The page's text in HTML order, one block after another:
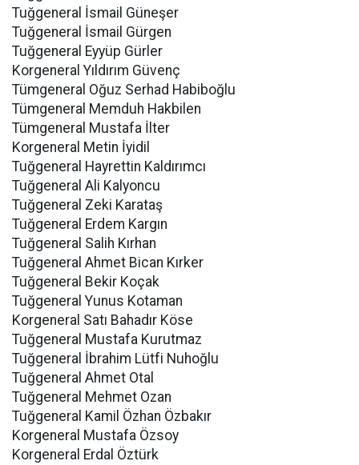
Tuğgeneral İsmail Güneşer
Tuğgeneral İsmail Gürgen
Tuğgeneral Eyyüp Gürler
Korgeneral Yıldırım Güvenç
Tümgeneral Oğuz Serhad Habiboğlu
Tümgeneral Memduh Hakbilen
Tümgeneral Mustafa İlter
Korgeneral Metin İyidil
Tuğgeneral Hayrettin Kaldırımcı
Tuğgeneral Ali Kalyoncu
Tuğgeneral Zeki Karataş
Tuğgeneral Erdem Kargın
Tuğgeneral Salih Kırhan
Tuğgeneral Ahmet Bican Kırker
Tuğgeneral Bekir Koçak
Tuğgeneral Yunus Kotaman
Korgeneral Satı Bahadır Köse
Tuğgeneral Mustafa Kurutmaz
Tuğgeneral İbrahim Lütfi Nuhoğlu
Tuğgeneral Ahmet Otal
Tuğgeneral Mehmet Ozan
Tuğgeneral Kamil Özhan Özbakır
Korgeneral Mustafa Özsoy
Korgeneral Erdal Öztürk